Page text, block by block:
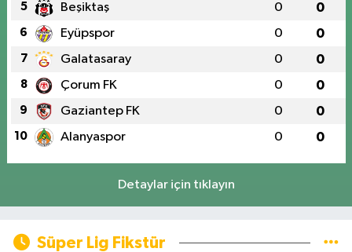
5 Beşiktaş 0 0
6 Eyüpspor 0 0
7 Galatasaray 0 0
8 Çorum FK 0 0
9 Gaziantep FK 0 0
10 Alanyaspor 0 0
Detaylar için tıklayın
Süper Lig Fikstür